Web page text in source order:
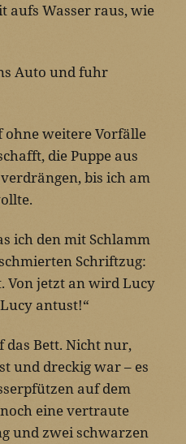
aufs Wasser raus, wie
Auto und fuhr
ohne weitere Vorfälle
die Puppe aus
bis ich am
ich den mit Schlamm
Schriftzug:
Von jetzt an wird Lucy
antust!“
das Bett. Nicht nur,
und dreckig war – es
auf dem
eine vertraute
und zwei schwarzen